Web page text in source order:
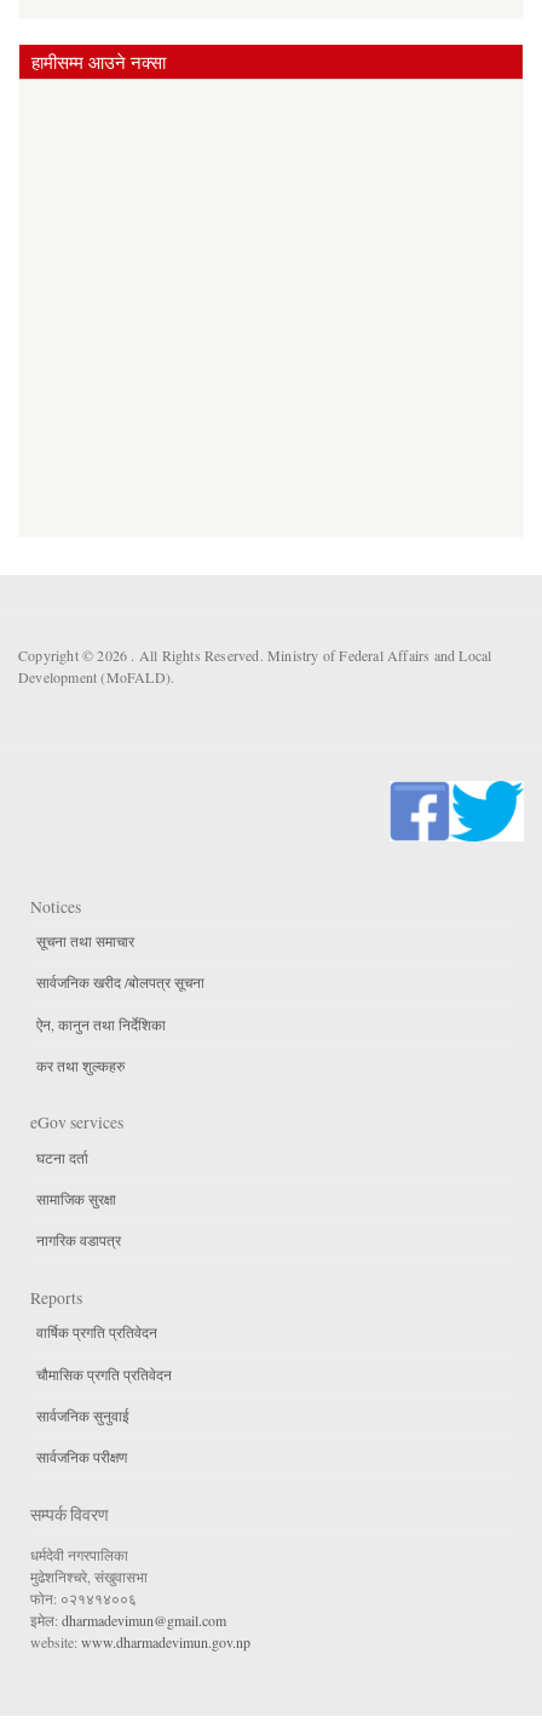
हामीसम्म आउने नक्सा
Copyright © 2026 . All Rights Reserved. Ministry of Federal Affairs and Local
Development (MoFALD).
Notices
सूचना तथा समाचार
सार्वजनिक खरीद /बोलपत्र सूचना
ऐन, कानुन तथा निर्देशिका
कर तथा शुल्कहरु
eGov services
घटना दर्ता
सामाजिक सुरक्षा
नागरिक वडापत्र
Reports
वार्षिक प्रगति प्रतिवेदन
चौमासिक प्रगति प्रतिवेदन
सार्वजनिक सुनुवाई
सार्वजनिक परीक्षण
सम्पर्क विवरण
धर्मदेवी नगरपालिका
मुढेशनिश्चरे, संखुवासभा
फोन: ०२१४१४००६
इमेल: dharmadevimun@gmail.com
website: www.dharmadevimun.gov.np